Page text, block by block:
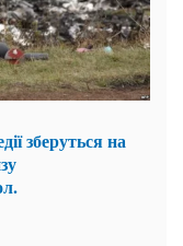
зберуться на